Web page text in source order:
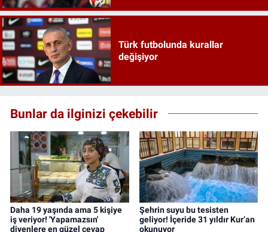
Türk futbolunda kurallar
değişiyor
Bunlar da ilginizi çekebilir
Daha 19 yaşında ama 5 kişiye
iş veriyor! 'Yapamazsın'
diyenlere en güzel cevap
Şehrin suyu bu tesisten
geliyor! İçeride 31 yıldır Kur’an
okunuyor